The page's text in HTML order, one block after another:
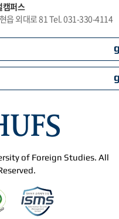
캠퍼스
읍 외대로 81 Tel. 031-330-4114
of Foreign Studies. All